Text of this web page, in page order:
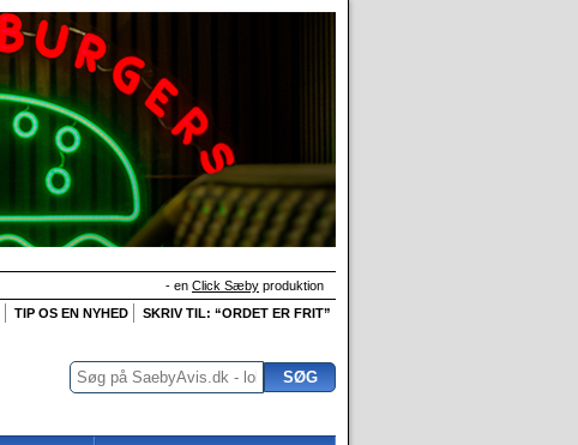
- en Click Sæby produktion
TIP OS EN NYHED SKRIV TIL: “ORDET ER FRIT”